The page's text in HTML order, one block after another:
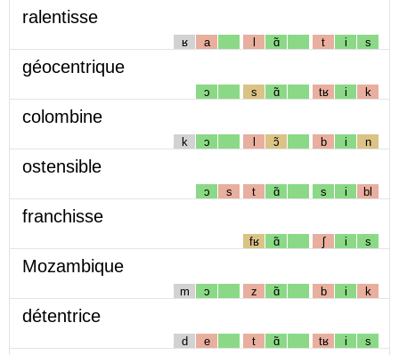
ralentisse
ʁ a l ɑ̃ t i s
géocentrique
ɔ s ɑ̃ tʁ i k
colombine
k ɔ l ɔ̃ b i n
ostensible
ɔ s t ɑ̃ s i bl
franchisse
fʁ ɑ̃ ʃ i s
Mozambique
m ɔ z ɑ̃ b i k
détentrice
d e t ɑ̃ tʁ i s